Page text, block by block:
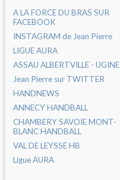
A LA FORCE DU BRAS SUR
FACEBOOK
INSTAGRAM de Jean Pierre
LIGUE AURA
ASSAU ALBERTVILLE - UGINE
Jean Pierre sur TWITTER
HANDNEWS
ANNECY HANDBALL
CHAMBERY SAVOIE MONT-
BLANC HANDBALL
VAL DE LEYSSE HB
Ligue AURA